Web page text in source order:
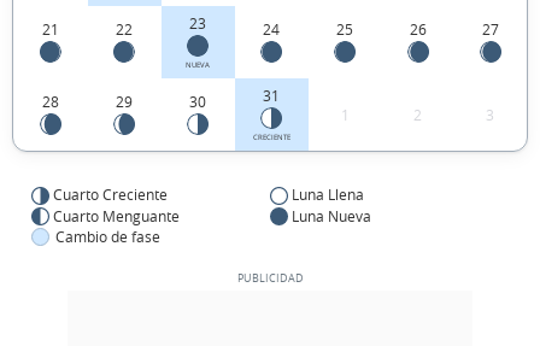
21 22 23
NUEVA
24 25 26 27
28 29 30 31
CRECIENTE
1 2 3
Cuarto Creciente
Luna Llena
Cuarto Menguante
Luna Nueva
Cambio de fase